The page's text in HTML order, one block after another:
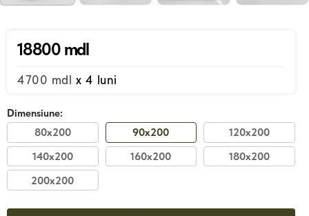
18800 mdl
4700 mdl x 4 luni
Dimensiune:
80x200 90x200
120x200
140x200
160x200
180x200
200x200